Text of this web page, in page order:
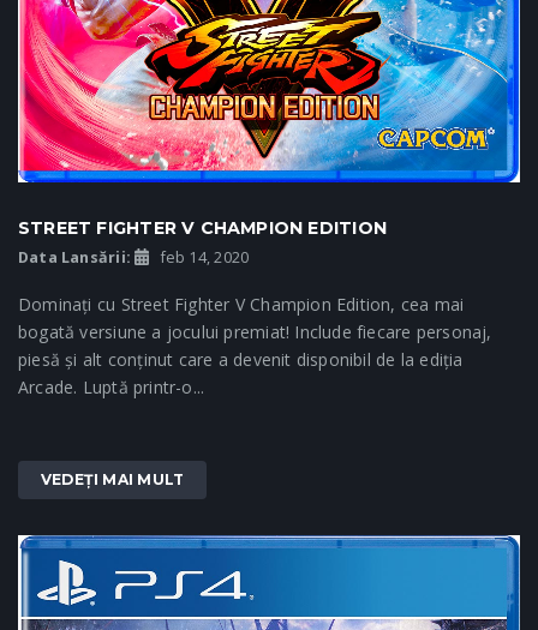
STREET FIGHTER V CHAMPION EDITION
Data Lansării: feb 14, 2020
Dominați cu Street Fighter V Champion Edition, cea mai
bogată versiune a jocului premiat! Include fiecare personaj,
piesă și alt conținut care a devenit disponibil de la ediția
Arcade. Luptă printr-o...
VEDEȚI MAI MULT